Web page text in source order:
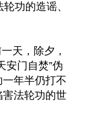
功的造谣、
天，除夕，
安门自焚”伪
年半仍打不
法轮功的世